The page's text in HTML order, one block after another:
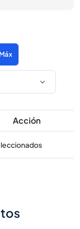
Máx
Acción